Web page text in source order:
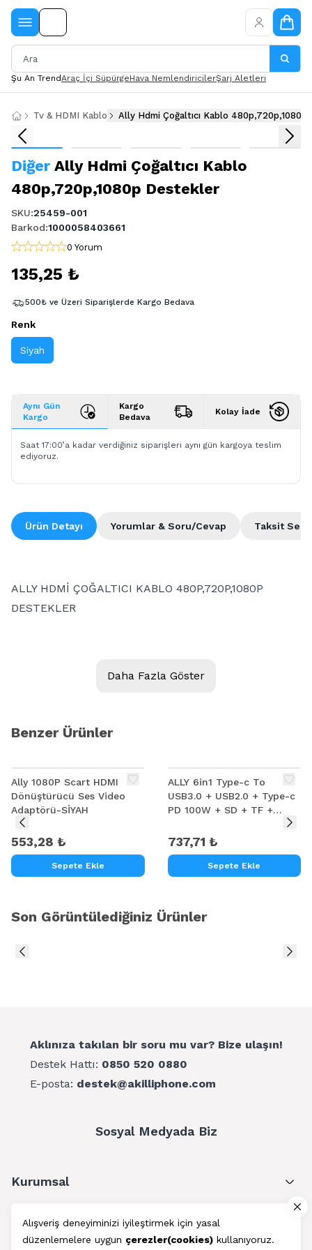
Alışveriş deneyiminizi iyileştirmek için yasal
düzenlemelere uygun çerezler(cookies) kullanıyoruz.
Şu An TrendAraç İçi SüpürgeHava NemlendiricilerŞarj Aletleri
Tv & HDMI Kablo Ally Hdmi Çoğaltıcı Kablo
Diğer Ally Hdmi Çoğaltıcı Kablo
480p,720p,1080p Destekler
SKU:25459-001
Barkod:1000058403661
0 Yorum
135,25 ₺
500₺ ve Üzeri Siparişlerde Kargo Bedava
Renk
Siyah
Aynı Gün
Kargo
Kargo
Bedava
Kolay İade
Saat 17:00’a kadar verdiğiniz siparişleri aynı gün kargoya teslim
ediyoruz.
Ürün Detayı Taksit
Yorumlar & Soru/Cevap
ALLY HDMİ ÇOĞALTICI KABLO 480P,720P,1080P
DESTEKLER
aynı anda iki ekrana aynı görüntüyü vermenizisağlayan
(DVD-Player, PC, PSP, Wii, Media Player, Blu-Ray Player vb. HDMI çıkışlı
Güç bağlantısı / Adaptör vs. gerektirmeyen akıllı tasarım !
(Herhangi bir güç bağlantısına gerek yoktur. Gerekli enerji HDMI porttan alınır.)
3D, DTS, DTS-HD, Dolby True HD, THX, LPCM standartlarını Full destekler.
Daha Fazla Göster
Benzer Ürünler
Ally 1080P Scart HDMI
Dönüştürücü Ses Video
Adaptörü-SİYAH
553,28 ₺
Sepete Ekle
ALLY 6in1 Type-c To
USB3.0 + USB2.0 + Type-c
PD 100W + SD + TF +
Hub
737,71 ₺
Sepete Ekle
Son Görüntülediğiniz Ürünler
Aklınıza takılan bir soru mu var? Bize ulaşın!
Destek Hattı: 0850 520 0880
E-posta: destek@akilliphone.com
Sosyal Medyada Biz
Kurumsal
Müşteri Hizmetleri